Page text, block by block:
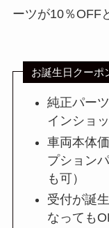
ーツが10％OFF
お誕生日クーポ
純正パー
インショ
車両本体
プション
も可）
受付が誕
なっても